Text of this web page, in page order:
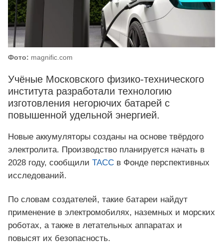
Фото: magnific.com
Учёные Московского физико-технического
института разработали технологию
изготовления негорючих батарей с
повышенной удельной энергией.
Новые аккумуляторы созданы на основе твёрдого
электролита. Производство планируется начать в
2028 году, сообщили ТАСС в Фонде перспективных
исследований.
По словам создателей, такие батареи найдут
применение в электромобилях, наземных и морских
роботах, а также в летательных аппаратах и
повысят их безопасность.